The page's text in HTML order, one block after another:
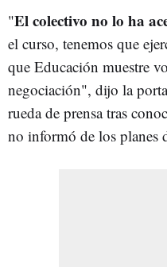
"El colectivo no lo ha
el curso, tenemos que
que Educación muestre
negociación", dijo la
rueda de prensa tras
no informó de los planes